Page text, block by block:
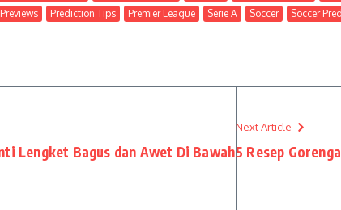
Prediction Tips Premier League Serie A Soccer Soccer
Lengket Bagus dan Awet Di Bawah
Next Article
5 Resep